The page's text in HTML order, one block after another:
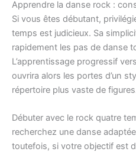
Apprendre la danse rock :
Si vous êtes débutant,
temps est judicieux. Sa
rapidement les pas de danse
L’apprentissage progressif
ouvrira alors les portes d’un
répertoire plus vaste de
Débuter avec le rock quatre
recherchez une danse
toutefois, si votre objectif est